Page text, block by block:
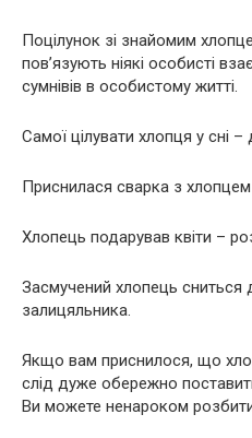
Поцілунок зі знайомим
пов’язують ніякі особисті
сумнівів в особистому житті.
Самої цілувати хлопця у сні
Приснилася сварка з
Хлопець подарував квіти –
Засмучений хлопець сниться
залицяльника.
Якщо вам приснилося, що
слід дуже обережно
Ви можете ненароком